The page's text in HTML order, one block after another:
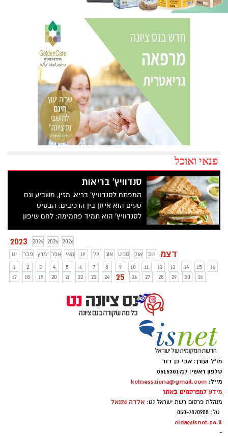
פנאי ואוכל
סנדוויץ' בריאות
המפתח לסנדוויץ' בריא, מזין, משביע וגם
טעים הוא איזון בין הרכיבים: הבסיס
לסנדוויץ' הוא תמיד פחמימה: לחם שיפון
פיתת כוסמין, לחם כוסמין וכו'. מי שנמנע
מגלוטן יכול להכין לחם טחינה או לחם זרעי
פשתן כבסיס. לתוך בסיס זה נוסיף תמיד
שילוב של חלבון וירקות. כן ניתן להוסיף ממרח
של שומן בריא, דוגמת אבוקדו, טחינה או
2023 2024 2025
2026
ינו
פבר מרץ אפר מאי יונ יול אוג ספט אוק נוב דצמ
1 2 3 4 5 6 7 8 9 10 11 12 13 14 15
16
17
18 19 20 21 22 23 24 25 26 27 28 29 30 31
מו"ל ועורך: אבי בן דוד
טלפון ראשי: 0515301717
מייל: kolnessziona@gmail.com
מידע למפרסמים באתר
מנהלת פרסום רשת ישראל נט: אלדה נתנאל
טל: 050-7870908
elda@isnet.co.il
-